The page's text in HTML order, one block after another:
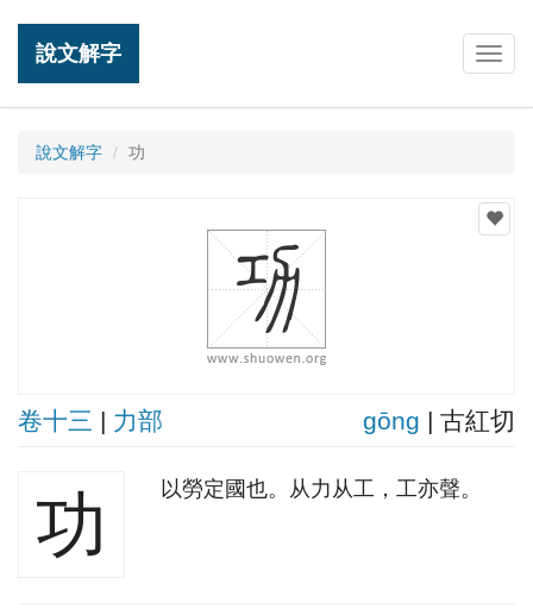
說文解字
說文解字 功
卷十三 | 力部 ɡōnɡ | 古紅切
功 以勞定國也。从力从工，工亦聲。